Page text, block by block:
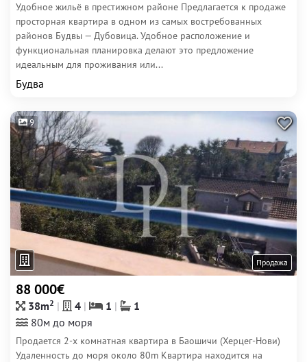
Удобное жильё в престижном районе Предлагается к продаже
просторная квартира в одном из самых востребованных
районов Будвы — Дубовица. Удобное расположение и
функциональная планировка делают это предложение
идеальным для проживания или...
Будва
9
Продажа
88 000€
38m2 4 1
1
80м до моря
Продается 2-х комнатная квартира в Баошичи (Херцег-Нови)
Удаленность до моря около 80m Квартира находится на